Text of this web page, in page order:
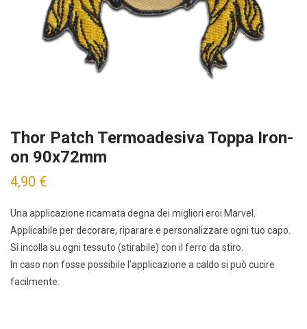
Thor Patch Termoadesiva Toppa Iron-
on 90x72mm
4,90 €
Una applicazione ricamata degna dei migliori eroi Marvel.
Applicabile per decorare, riparare e personalizzare ogni tuo capo.
Si incolla su ogni tessuto (stirabile) con il ferro da stiro.
In caso non fosse possibile l’applicazione a caldo si può cucire
facilmente.